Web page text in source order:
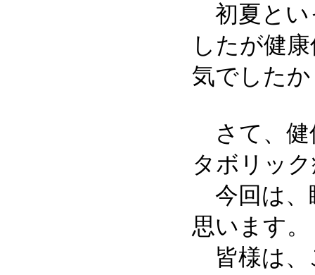
初夏とい
したが健
気でしたか
さて、健
タボリッ
今回は、
思います。
皆様は、